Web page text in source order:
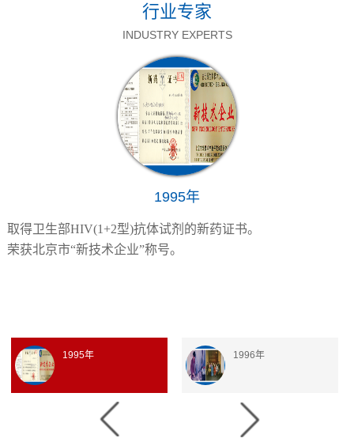
行业专家
INDUSTRY EXPERTS
1995年
取得卫生部HIV(1+2型)抗体试剂的新药证书。
荣获北京市“新技术企业”称号。
1995年 1996年